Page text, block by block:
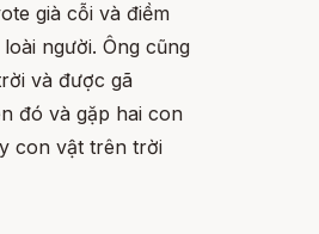
già cỗi và điềm
người. Ông cũng
và được gã
đó và gặp hai con
con vật trên trời